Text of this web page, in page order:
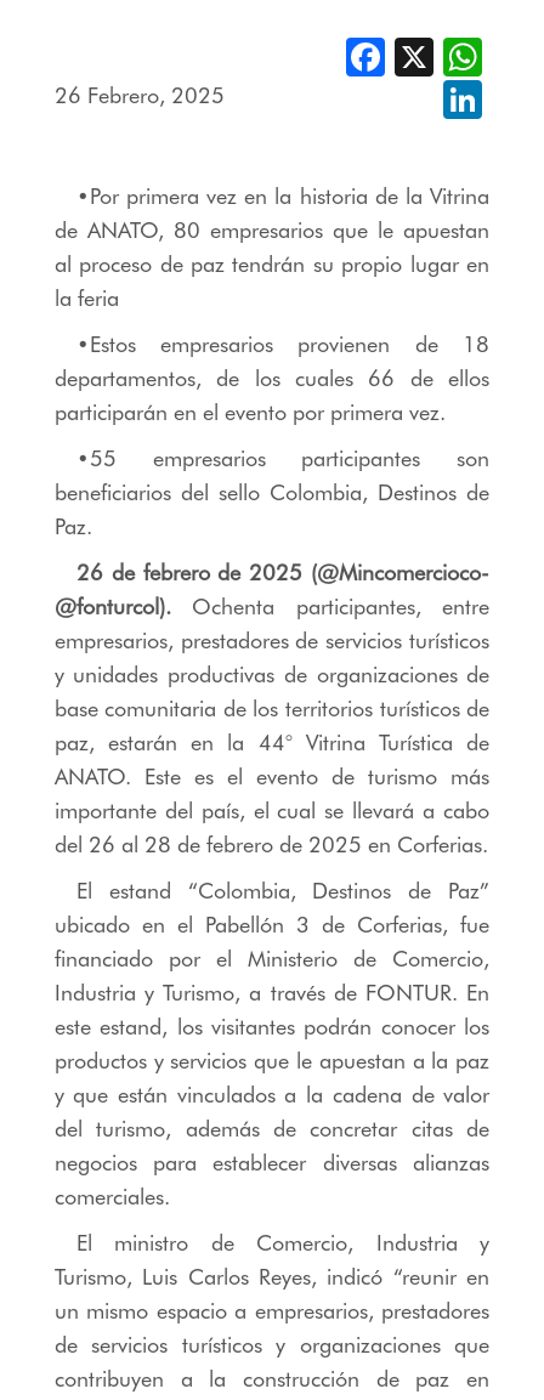
26 Febrero, 2025
Facebook
X
•Por primera vez en la historia de la Vitrina
de ANATO, 80 empresarios que le apuestan
al proceso de paz tendrán su propio lugar en
la feria
•Estos empresarios provienen de 18
departamentos, de los cuales 66 de ellos
participarán en el evento por primera vez.
•55 empresarios participantes son
beneficiarios del sello Colombia, Destinos de
Paz.
26 de febrero de 2025 (@Mincomercioco-
@fonturcol).Ochenta participantes, entre
empresarios, prestadores de servicios turísticos
y unidades productivas de organizaciones de
base comunitaria de los territorios turísticos de
paz, estarán en la 44° Vitrina Turística de
ANATO. Este es el evento de turismo más
importante del país, el cual se llevará a cabo
del 26 al 28 de febrero de 2025 en Corferias.
El estand “Colombia, Destinos de Paz”
ubicado en el Pabellón 3 de Corferias, fue
financiado por el Ministerio de Comercio,
Industria y Turismo, a través de FONTUR. En
este estand, los visitantes podrán conocer los
productos y servicios que le apuestan a la paz
y que están vinculados a la cadena de valor
del turismo, además de concretar citas de
negocios para establecer diversas alianzas
comerciales.
El ministro de Comercio, Industria y
Turismo, Luis Carlos Reyes, indicó “reunir en
un mismo espacio a empresarios, prestadores
de servicios turísticos y organizaciones que
contribuyen a la construcción de paz en